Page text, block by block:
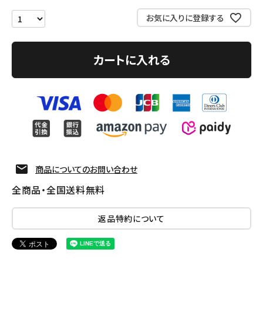
meeting_room ログイン 会員登録
Follow us
お気に入りに登録する
カートに入れる
商品についてのお問い合わせ
全商品・全国送料無料
返品特約について